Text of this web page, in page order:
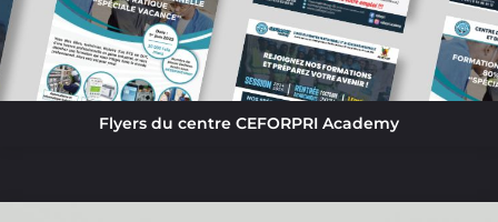
Flyers du centre CEFORPRI Academy